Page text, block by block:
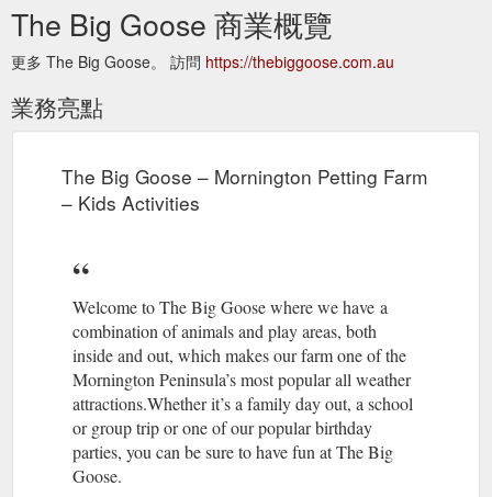
The Big Goose 商業概覽
更多 The Big Goose。 訪問 https://thebiggoose.com.au
業務亮點
The Big Goose – Mornington Petting Farm
– Kids Activities
Welcome to The Big Goose where we have a
combination of animals and play areas, both
inside and out, which makes our farm one of the
Mornington Peninsula’s most popular all weather
attractions.Whether it’s a family day out, a school
or group trip or one of our popular birthday
parties, you can be sure to have fun at The Big
Goose.